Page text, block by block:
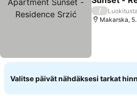
/
Makarska,
Valitse päivät nähdäksesi tarkat